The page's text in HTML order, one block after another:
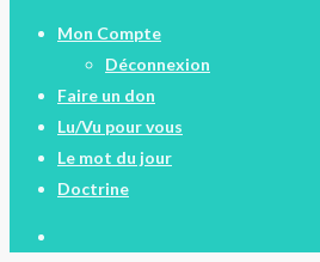
Mon Compte
Déconnexion
Faire un don
Lu/Vu pour vous
Le mot du jour
Doctrine